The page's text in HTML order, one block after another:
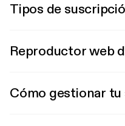
Tipos de
Reproductor web
Cómo gestionar